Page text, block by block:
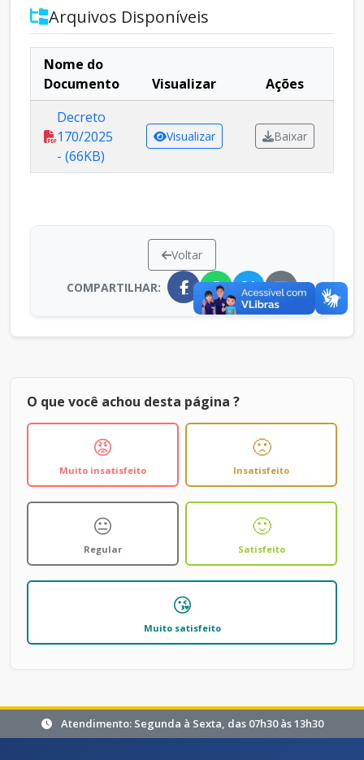
Arquivos Disponíveis
Nome do
Documento
Visualizar
Ações
Decreto
170/2025
- (66KB)
Visualizar Baixar
Voltar
COMPARTILHAR:
O que você achou desta página ?
😡
Muito insatisfeito
🙁
Insatisfeito
😐
Regular
🙂
Satisfeito
😘
Muito satisfeito
Atendimento: Segunda à Sexta, das 07h30 às 13h30